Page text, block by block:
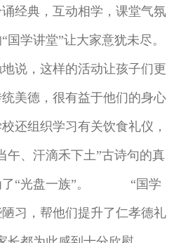
经典，互动相学，课堂气氛
国学讲堂”让大家意犹未尽。
说，这样的活动让孩子们更
美德，很有益于他们的身心
组织学习有关饮食礼仪，
午、汗滴禾下土”古诗句的真
了“光盘一族”。 “国学
习，帮他们提升了仁孝德礼